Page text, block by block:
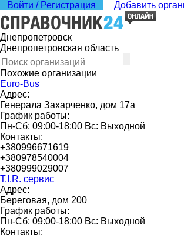
Войти / Регистрация Добавить
Днепропетровск
Днепропетровская область
Похожие организации
Euro-Bus
Адрес:
Генерала Захарченко, дом 17а
График работы:
Пн-Сб: 09:00-18:00 Вс: Выходной
Контакты:
+380996671619
+380978540004
+380999029007
T.I.R. сервис
Адрес:
Береговая, дом 200
График работы:
Пн-Сб: 09:00-18:00 Вс: Выходной
Контакты: